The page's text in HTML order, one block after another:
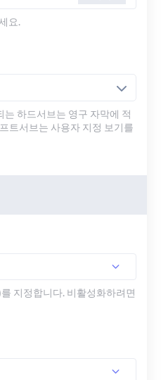
요.
하드서브는 영구 자막에 적
트서브는 사용자 지정 보기를
지정합니다. 비활성화하려면